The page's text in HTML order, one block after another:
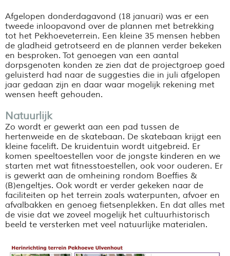
Afgelopen donderdagavond (18 januari) was er een
tweede inloopavond over de plannen met betrekking
tot het Pekhoeveterrein. Een kleine 35 mensen hebben
de gladheid getrotseerd en de plannen verder bekeken
en besproken. Tot genoegen van een aantal
dorpsgenoten konden ze zien dat de projectgroep goed
geluisterd had naar de suggesties die in juli afgelopen
jaar gedaan zijn en daar waar mogelijk rekening met
wensen heeft gehouden.
Natuurlijk
Zo wordt er gewerkt aan een pad tussen de
hertenweide en de skatebaan. De skatebaan krijgt een
kleine facelift. De kruidentuin wordt uitgebreid. Er
komen speeltoestellen voor de jongste kinderen en we
starten met wat fitnesstoestellen, ook voor ouderen. Er
is gewerkt aan de omheining rondom Boeffies &
(B)engeltjes. Ook wordt er verder gekeken naar de
faciliteiten op het terrein zoals waterpunten, afvoer en
afvalbakken en genoeg fietsenplekken. En dat alles met
de visie dat we zoveel mogelijk het cultuurhistorisch
beeld te versterken met veel natuurlijke materialen.